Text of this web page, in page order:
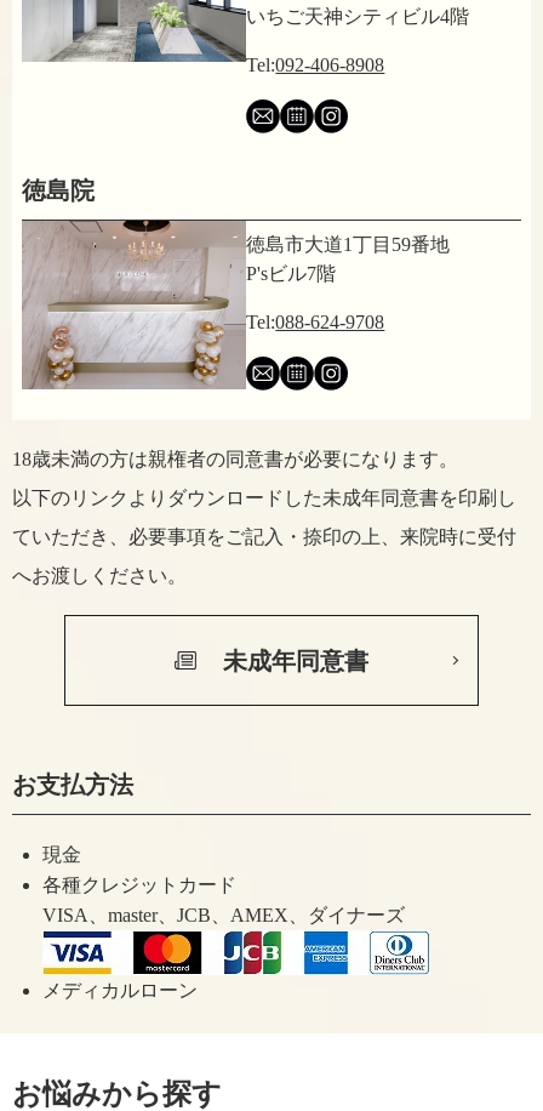
いちご天神シティビル4階
Tel:092-406-8908
徳島院
徳島市大道1丁目59番地
P'sビル7階
Tel:088-624-9708
18歳未満の方は親権者の同意書が必要になります。
以下のリンクよりダウンロードした未成年同意書を印刷し
ていただき、 必要事項をご記入・捺印の上、来院時に受付
へお渡しください。
未成年同意書
お支払方法
現金
各種クレジットカード
VISA、master、JCB、AMEX、ダイナーズ
メディカルローン
お悩みから探す